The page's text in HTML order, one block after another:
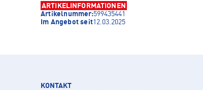
ARTIKELINFORMATIONEN
Artikelnummer:599435441
Im Angebot seit12.03.2025
KONTAKT